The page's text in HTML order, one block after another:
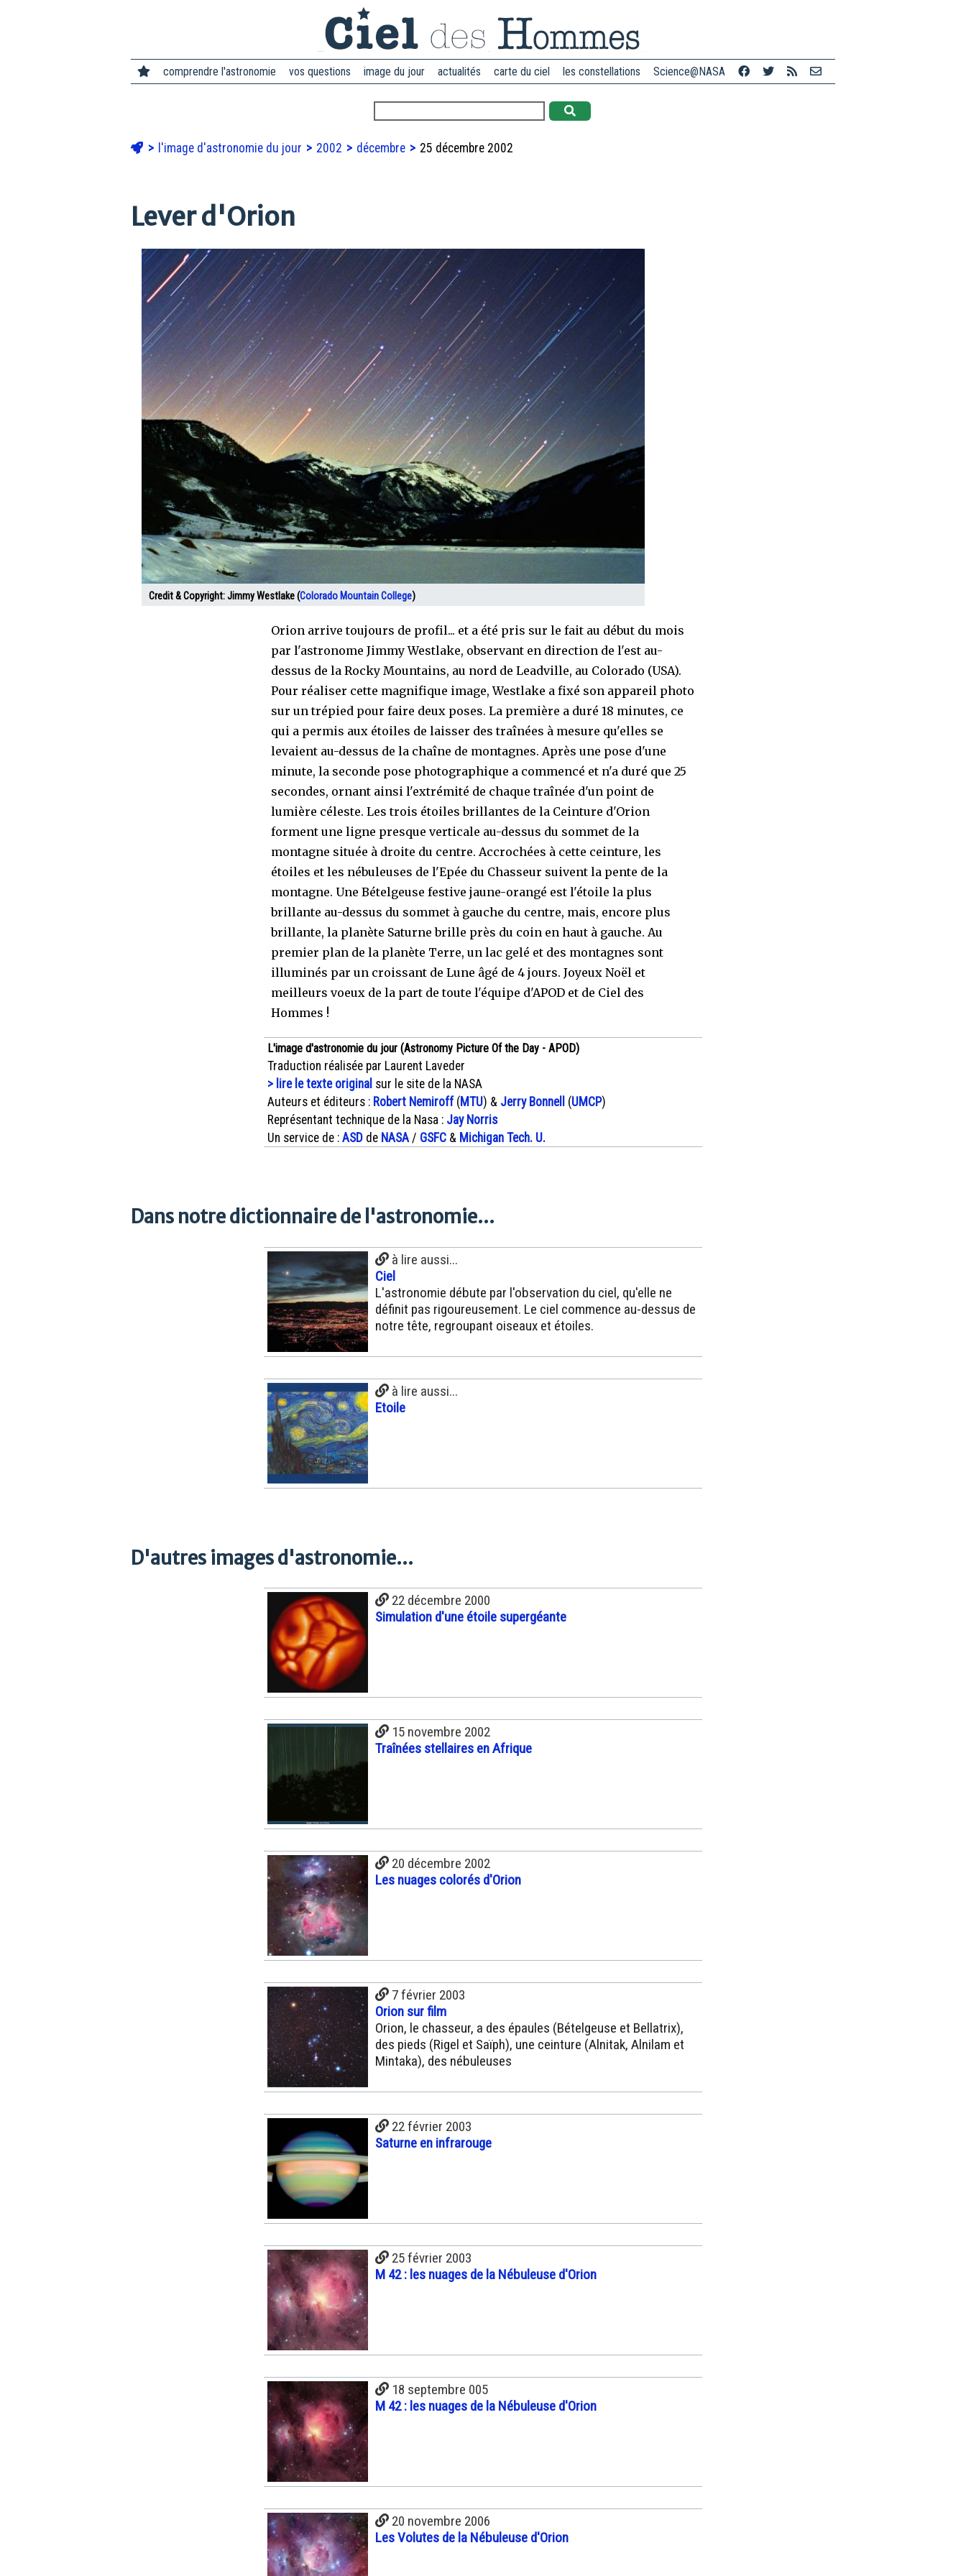
comprendre l'astronomie vos questions image du jour actualités carte du ciel les constellations Science@NASA
l'image d'astronomie du jour 2002 décembre 25 décembre 2002
Lever d'Orion
Credit & Copyright:Jimmy Westlake (Colorado Mountain College)
Orion arrive toujours de profil... et a été pris sur le fait au début du mois
par l'astronome Jimmy Westlake, observant en direction de l'est au-
dessus de la Rocky Mountains, au nord de Leadville, au Colorado (USA).
Pour réaliser cette magnifique image, Westlake a fixé son appareil photo
sur un trépied pour faire deux poses. La première a duré 18 minutes, ce
qui a permis aux étoiles de laisser des traînées à mesure qu'elles se
levaient au-dessus de la chaîne de montagnes. Après une pose d'une
minute, la seconde pose photographique a commencé et n'a duré que 25
secondes, ornant ainsi l'extrémité de chaque traînée d'un point de
lumière céleste. Les trois étoiles brillantes de la Ceinture d'Orion
forment une ligne presque verticale au-dessus du sommet de la
montagne située à droite du centre. Accrochées à cette ceinture, les
étoiles et les nébuleuses de l'Epée du Chasseur suivent la pente de la
montagne. Une Bételgeuse festive jaune-orangé est l'étoile la plus
brillante au-dessus du sommet à gauche du centre, mais, encore plus
brillante, la planète Saturne brille près du coin en haut à gauche. Au
premier plan de la planète Terre, un lac gelé et des montagnes sont
illuminés par un croissant de Lune âgé de 4 jours. Joyeux Noël et
meilleurs voeux de la part de toute l'équipe d'APOD et de Ciel des
Hommes !
L'image d'astronomie du jour (Astronomy Picture Of the Day - APOD)
Traduction réalisée par Laurent Laveder
> lire le texte original sur le site de la NASA
Auteurs et éditeurs : Robert Nemiroff(MTU) & Jerry Bonnell (UMCP)
Représentant technique de la Nasa : Jay Norris
Un service de : ASD de NASA / GSFC & Michigan Tech. U.
Dans notre dictionnaire de l'astronomie...
à lire aussi...
Ciel
L'astronomie débute par l'observation du ciel, qu'elle ne
définit pas rigoureusement. Le ciel commence au-dessus de
notre tête, regroupant oiseaux et étoiles.
à lire aussi...
Etoile
D'autres images d'astronomie...
22 décembre 2000
Simulation d'une étoile supergéante
15 novembre 2002
Traînées stellaires en Afrique
20 décembre 2002
Les nuages colorés d'Orion
7 février 2003
Orion sur film
Orion, le chasseur, a des épaules (Bételgeuse et Bellatrix),
des pieds (Rigel et Saïph), une ceinture (Alnitak, Alnilam et
Mintaka), des nébuleuses
22 février 2003
Saturne en infrarouge
25 février 2003
M 42 : les nuages de la Nébuleuse d'Orion
18 septembre 005
M 42 : les nuages de la Nébuleuse d'Orion
20 novembre 2006
Les Volutes de la Nébuleuse d'Orion